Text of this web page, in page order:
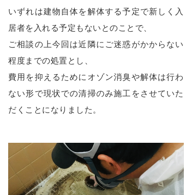
いずれは建物自体を解体する予定で新しく入
居者を入れる予定もないとのことで、
ご相談の上今回は近隣にご迷惑がかからない
程度までの処置とし、
費用を抑えるためにオゾン消臭や解体は行わ
ない形で現状での清掃のみ施工をさせていた
だくことになりました。